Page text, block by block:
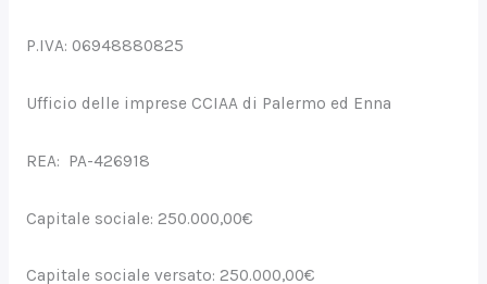
P.IVA: 06948880825
Ufficio delle imprese CCIAA di Palermo ed Enna
REA: PA-426918
Capitale sociale: 250.000,00€
Capitale sociale versato: 250.000,00€